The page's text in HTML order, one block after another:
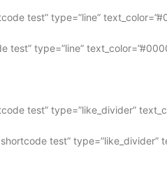
test” type=”line”
test” type=”line”
test” type=”like_divider”
test” type=”like_divider”